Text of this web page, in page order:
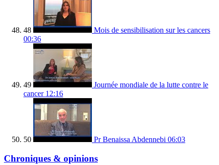
48
Mois de sensibilisation sur les cancers
00:36
49
Journée mondiale de la lutte contre le
cancer 12:16
50 Pr Benaissa Abdennebi 06:03
Chroniques & opinions